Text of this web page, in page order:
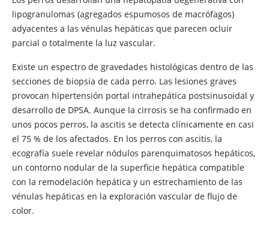
lipogranulomas (agregados espumosos de macrófagos)
adyacentes a las vénulas hepáticas que parecen ocluir
parcial o totalmente la luz vascular.
Existe un espectro de gravedades histológicas dentro de las
secciones de biopsia de cada perro. Las lesiones graves
provocan hipertensión portal intrahepática postsinusoidal y
desarrollo de DPSA. Aunque la cirrosis se ha confirmado en
unos pocos perros, la ascitis se detecta clínicamente en casi
el 75 % de los afectados. En los perros con ascitis, la
ecografía suele revelar nódulos parenquimatosos hepáticos,
un contorno nodular de la superficie hepática compatible
con la remodelación hepática y un estrechamiento de las
vénulas hepáticas en la exploración vascular de flujo de
color.